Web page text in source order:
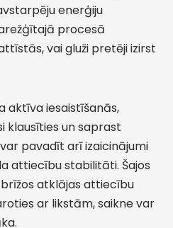
enerģiju
procesā
vai gluži pretēji izirst
aktīva iesaistīšanās,
klausīties un saprast
pavadīt arī izaicinājumi
attiecību stabilitāti. Šajos
atklājas attiecību
ar likstām, saikne var